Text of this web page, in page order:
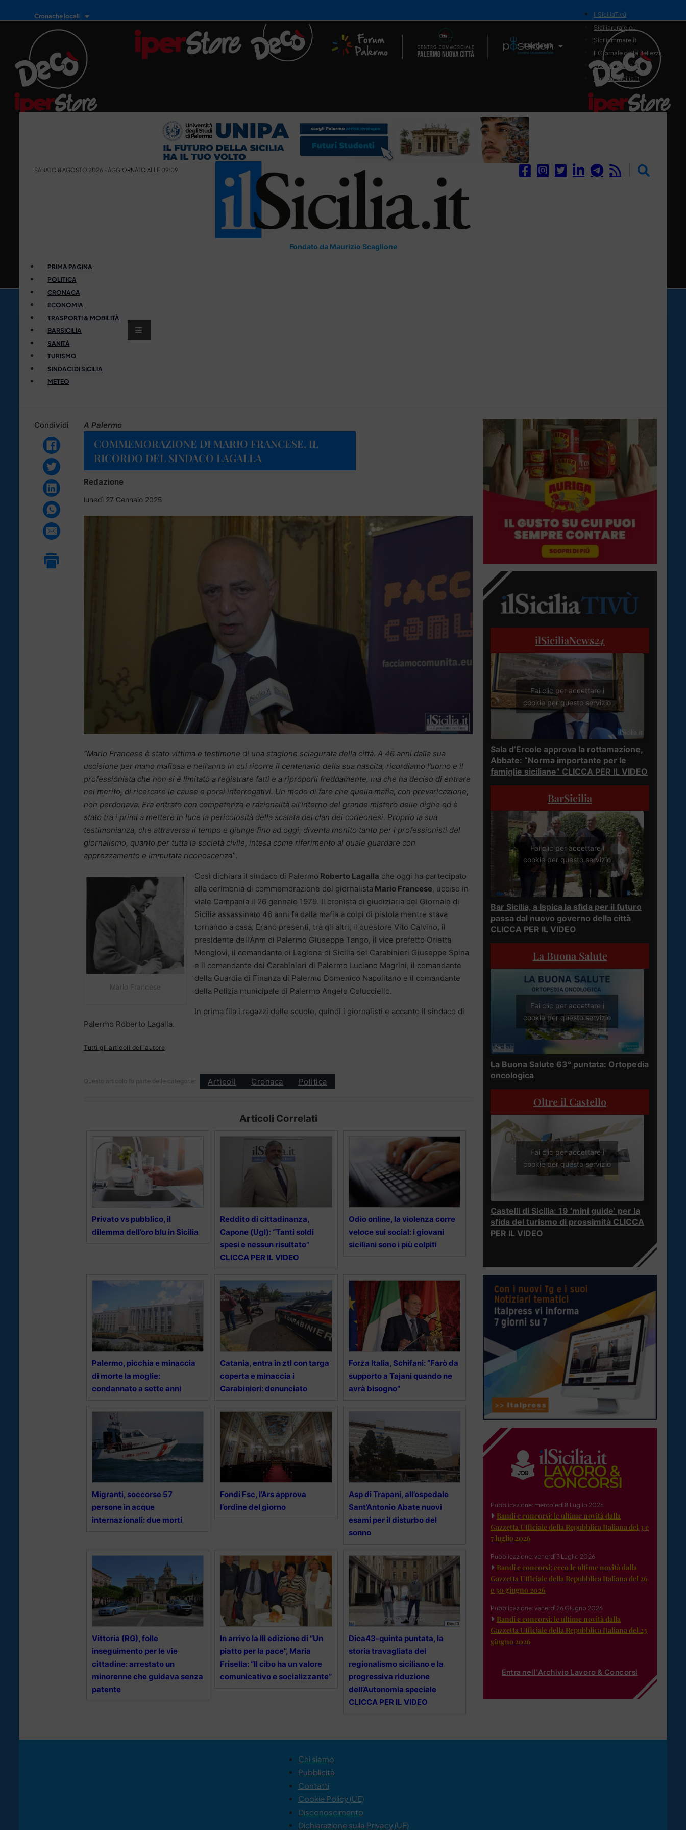
Cronache locali
Il Network
il SiciliaTivù
Siciliarurale.eu
Siciliammare.it
Il Giornale della Bellezza
Siciliamedica.it
Sanitainsicilia.it
SABATO 8 AGOSTO 2026 - AGGIORNATO ALLE 09:09
Fondato da Maurizio Scaglione
PRIMA PAGINA
POLITICA
CRONACA
ECONOMIA
TRASPORTI & MOBILITÀ
BARSICILIA
SANITÀ
TURISMO
SINDACI DI SICILIA
METEO
Condividi A Palermo
COMMEMORAZIONE DI MARIO FRANCESE, IL
RICORDO DEL SINDACO LAGALLA
Redazione
lunedì 27 Gennaio 2025
“Mario Francese è stato vittima e testimone di una stagione sciagurata della città. A 46 anni dalla sua
uccisione per mano mafiosa e nell’anno in cui ricorre il centenario della sua nascita, ricordiamo l’uomo e il
professionista che non si è limitato a registrare fatti e a riproporli freddamente, ma che ha deciso di entrare
nel merito, di ricercare le cause e porsi interrogativi. Un modo di fare che quella mafia, con prevaricazione,
non perdonava. Era entrato con competenza e razionalità all’interno del grande mistero delle dighe ed è
stato tra i primi a mettere in luce la pericolosità della scalata del clan dei corleonesi. Proprio la sua
testimonianza, che attraversa il tempo e giunge fino ad oggi, diventa monito tanto per i professionisti del
giornalismo, quanto per tutta la società civile, intesa come riferimento al quale guardare con
apprezzamento e immutata riconoscenza”.
Mario Francese
Così dichiara il sindaco di Palermo Roberto Lagalla che oggi ha partecipato
alla cerimonia di commemorazione del giornalista Mario Francese, ucciso in
viale Campania il 26 gennaio 1979. Il cronista di giudiziaria del Giornale di
Sicilia assassinato 46 anni fa dalla mafia a colpi di pistola mentre stava
tornando a casa. Erano presenti, tra gli altri, il questore Vito Calvino, il
presidente dell’Anm di Palermo Giuseppe Tango, il vice prefetto Orietta
Mongiovì, il comandante di Legione di Sicilia dei Carabinieri Giuseppe Spina
e il comandante dei Carabinieri di Palermo Luciano Magrini, il comandante
della Guardia di Finanza di Palermo Domenico Napolitano e il comandante
della Polizia municipale di Palermo Angelo Colucciello.
In prima fila i ragazzi delle scuole, quindi i giornalisti e accanto il sindaco di
Palermo Roberto Lagalla.
Tutti gli articoli dell'autore
Questo articolo fa parte delle categorie: Articoli Cronaca Politica
Articoli Correlati
Privato vs pubblico, il
dilemma dell’oro blu in Sicilia
Reddito di cittadinanza,
Capone (Ugl): “Tanti soldi
spesi e nessun risultato”
CLICCA PER IL VIDEO
Odio online, la violenza corre
veloce sui social: i giovani
siciliani sono i più colpiti
Palermo, picchia e minaccia
di morte la moglie:
condannato a sette anni
Catania, entra in ztl con targa
coperta e minaccia i
Carabinieri: denunciato
Forza Italia, Schifani: “Farò da
supporto a Tajani quando ne
avrà bisogno”
Migranti, soccorse 57
persone in acque
internazionali: due morti
Fondi Fsc, l’Ars approva
l’ordine del giorno
Asp di Trapani, all’ospedale
Sant’Antonio Abate nuovi
esami per il disturbo del
sonno
Vittoria (RG), folle
inseguimento per le vie
cittadine: arrestato un
minorenne che guidava senza
patente
In arrivo la III edizione di “Un
piatto per la pace”, Maria
Frisella: “Il cibo ha un valore
comunicativo e socializzante”
Dica43-quinta puntata, la
storia travagliata del
regionalismo siciliano e la
progressiva riduzione
dell’Autonomia speciale
CLICCA PER IL VIDEO
ilSiciliaNews24
Fai clic per accettare i
cookie per questo servizio
Sala d’Ercole approva la rottamazione,
Abbate: “Norma importante per le
famiglie siciliane” CLICCA PER IL VIDEO
BarSicilia
Fai clic per accettare i
cookie per questo servizio
Bar Sicilia, a Ispica la sfida per il futuro
passa dal nuovo governo della città
CLICCA PER IL VIDEO
La Buona Salute
Fai clic per accettare i
cookie per questo servizio
La Buona Salute 63° puntata: Ortopedia
oncologica
Oltre il Castello
Fai clic per accettare i
cookie per questo servizio
Castelli di Sicilia: 19 ‘mini guide’ per la
sfida del turismo di prossimità CLICCA
PER IL VIDEO
Pubblicazione: mercoledì 8 Luglio 2026
Bandi e concorsi: le ultime novità dalla
Gazzetta Ufficiale della Repubblica Italiana del 3 e
7 luglio 2026
Pubblicazione: venerdì 3 Luglio 2026
Bandi e concorsi: ecco le ultime novità dalla
Gazzetta Ufficiale della Repubblica Italiana del 26
e 30 giugno 2026
Pubblicazione: venerdì 26 Giugno 2026
Bandi e concorsi: le ultime novità dalla
Gazzetta Ufficiale della Repubblica Italiana del 23
giugno 2026
Entra nell'Archivio Lavoro & Concorsi
Chi siamo
Pubblicità
Contatti
Cookie Policy (UE)
Disconoscimento
Dichiarazione sulla Privacy (UE)